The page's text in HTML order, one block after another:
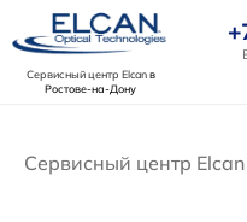
Сервисный центр Elcanв
Ростове-на-Дону
Сервисный центр Elcan